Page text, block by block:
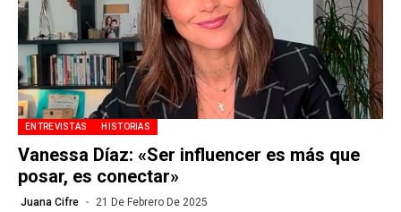
ENTREVISTAS HISTORIAS
Vanessa Díaz: «Ser influencer es más que
posar, es conectar»
Juana Cifre 21 De Febrero De 2025